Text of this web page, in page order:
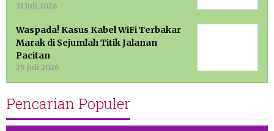
31 Juli 2026
Waspada! Kasus Kabel WiFi Terbakar
Marak di Sejumlah Titik Jalanan
Pacitan
29 Juli 2026
Pencarian Populer